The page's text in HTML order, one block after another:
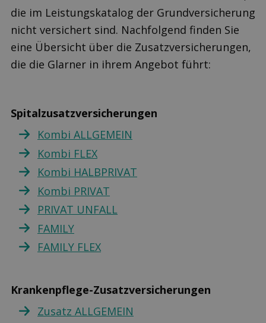
die im Leistungskatalog der Grundversicherung
nicht versichert sind. Nachfolgend finden Sie
eine Übersicht über die Zusatzversicherungen,
die die Glarner in ihrem Angebot führt:
Spitalzusatzversicherungen
Kombi ALLGEMEIN
Kombi FLEX
Kombi HALBPRIVAT
Kombi PRIVAT
PRIVAT UNFALL
FAMILY
FAMILY FLEX
Krankenpflege-Zusatzversicherungen
Zusatz ALLGEMEIN